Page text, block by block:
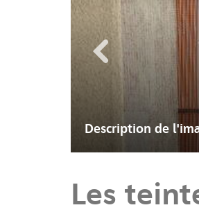
Description de
Les